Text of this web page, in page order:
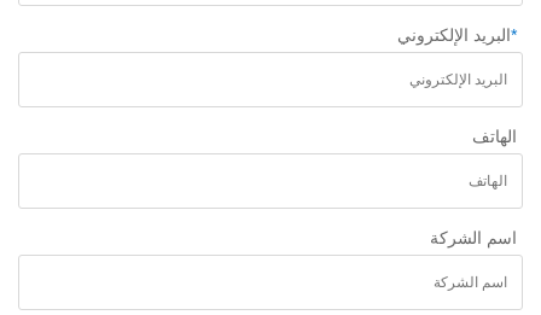
*البريد الإلكتروني
الهاتف
اسم الشركة